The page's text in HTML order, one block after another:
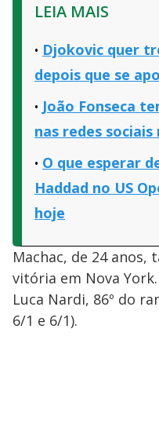
LEIA MAIS
Djokovic quer
depois que se
João Fonseca
nas redes
O que esperar
Haddad no US
hoje
Machac, de 24
vitória em Nova
Luca Nardi, 86º do
6/1 e 6/1).